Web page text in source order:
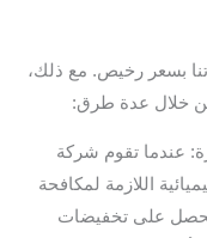
بسعر رخيص. مع ذلك،
من خلال عدة طرق:
عندما تقوم شركة
اللازمة لمكافحة
تحصل على تخفيضات